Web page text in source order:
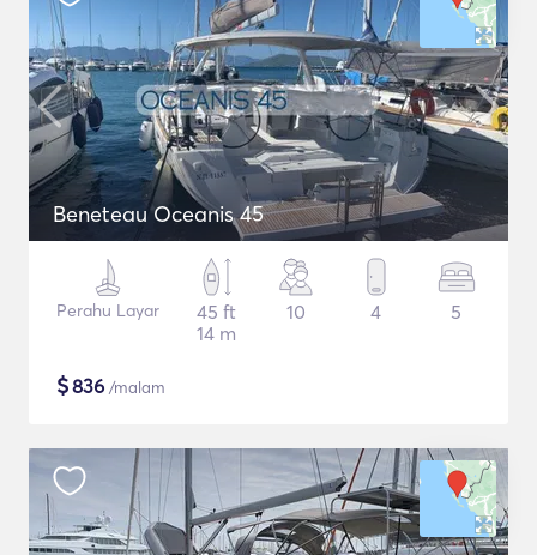
Beneteau Oceanis 45
Perahu Layar
45 ft
14 m
10 4 5
$836 /malam